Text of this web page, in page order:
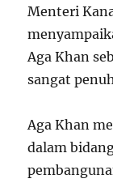
Menteri
Aga Khan
sangat
Aga Khan
dalam